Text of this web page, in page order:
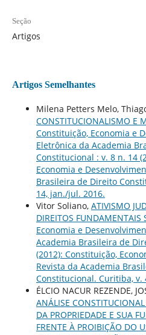
Seção
Artigos
Artigos Semelhantes
Milena Petters Melo,
CONSTITUCIONALISMO E
Constituição, Economia e
Eletrônica da Academia
Constitucional : v. 8 n. 14
Economia e
Brasileira de Direito
14, jan./jul. 2016.
Vitor Soliano, ATIVISMO
DIREITOS FUNDAMENTAIS
Economia e
Academia Brasileira de
(2012): Constituição,
Revista da Academia
Constitucional. Curitiba, v.
ÉLCIO NACUR REZENDE,
ANÁLISE
DA PROPRIEDADE E SUA
FRENTE À PROIBIÇÃO DO